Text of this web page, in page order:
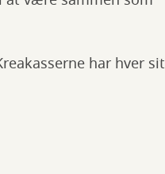
har hver sit